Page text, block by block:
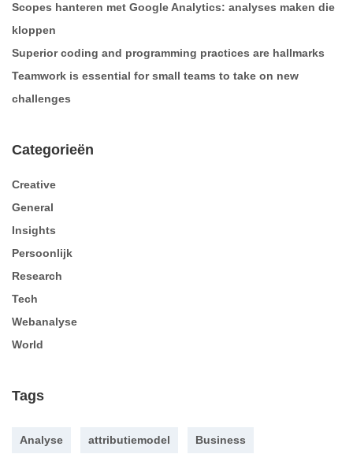
Scopes hanteren met Google Analytics: analyses maken die
kloppen
Superior coding and programming practices are hallmarks
Teamwork is essential for small teams to take on new
challenges
Categorieën
Creative
General
Insights
Persoonlijk
Research
Tech
Webanalyse
World
Tags
Analyse attributiemodel Business